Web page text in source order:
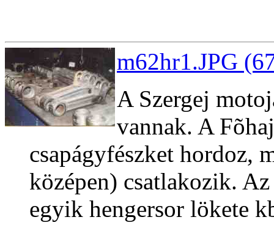
m62hr1.JPG
A Szergej
vannak. A
csapágyfészket hordoz,
középen) csatlakozik.
egyik hengersor lökete